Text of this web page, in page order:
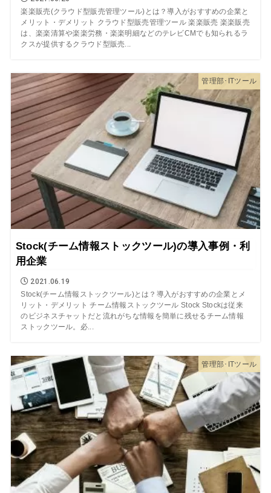
楽楽販売(クラウド型販売管理ツール)とは？導入がおすすめの企業と
メリット・デメリット クラウド型販売管理ツール 楽楽販売 楽楽販売
は、楽楽清算や楽楽労務・楽楽明細などのテレビCMでも知られるラ
クスが提供するクラウド型販売...
管理部･ITツール
Stock(チーム情報ストックツール)の導入事例・利
用企業
2021.06.19
Stock(チーム情報ストックツール)とは？導入がおすすめの企業とメ
リット・デメリット チーム情報ストックツール Stock Stockは従来
のビジネスチャットだと流れがちな情報を簡単に残せるチーム情報
ストックツール。必...
管理部･ITツール